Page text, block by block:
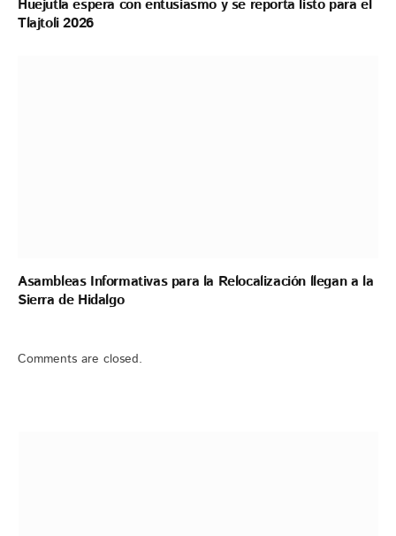
Huejutla espera con entusiasmo y se reporta listo para el
Tlajtoli 2026
Asambleas Informativas para la Relocalización llegan a la
Sierra de Hidalgo
Comments are closed.